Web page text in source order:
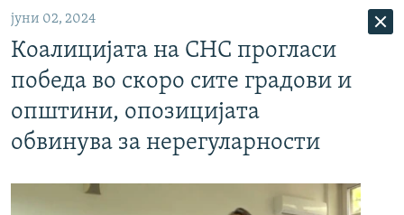
Оди
на
главната
навигација
на
пребарување
ВИЗУЕЛНО
ВЕСТИ
ШТО ТРЕБА ДА ЗНАЕТЕ
ПРИЈАВИ СЕ ЗА ЊУЗЛЕТЕР
ПОДКАСТ ЗОШТО?
јуни 02, 2024
Коалицијата на СНС прогласи
победа во скоро сите градови и
општини, опозицијата
обвинува за нерегуларности